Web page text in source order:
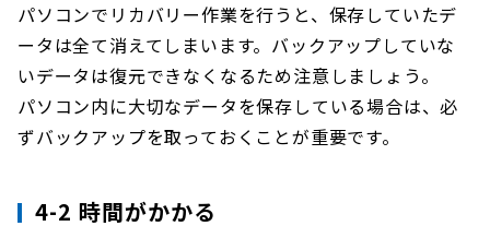
パソコンでリカバリー作業を行うと、保存していたデ
ータは全て消えてしまいます。バックアップしていな
いデータは復元できなくなるため注意しましょう。
パソコン内に大切なデータを保存している場合は、必
ずバックアップを取っておくことが重要です。
4-2 時間がかかる